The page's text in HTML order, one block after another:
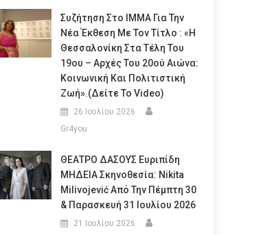
Συζήτηση Στο ΙΜΜΑ Για Την
Νέα Έκθεση Με Τον Τίτλο : «Η
Θεσσαλονίκη Στα Τέλη Του
19ου – Αρχές Του 20ού Αιώνα:
Κοινωνική Και Πολιτιστική
Ζωή».(Δείτε Το Video)
26 Ιουλίου 2026
Gr4you
ΘΕΑΤΡΟ ΔΑΣΟΥΣ Ευριπίδη
ΜΗΔΕΙΑ Σκηνοθεσία: Nikita
Milivojević Από Την Πέμπτη 30
& Παρασκευή 31 Ιουλίου 2026
21 Ιουλίου 2026